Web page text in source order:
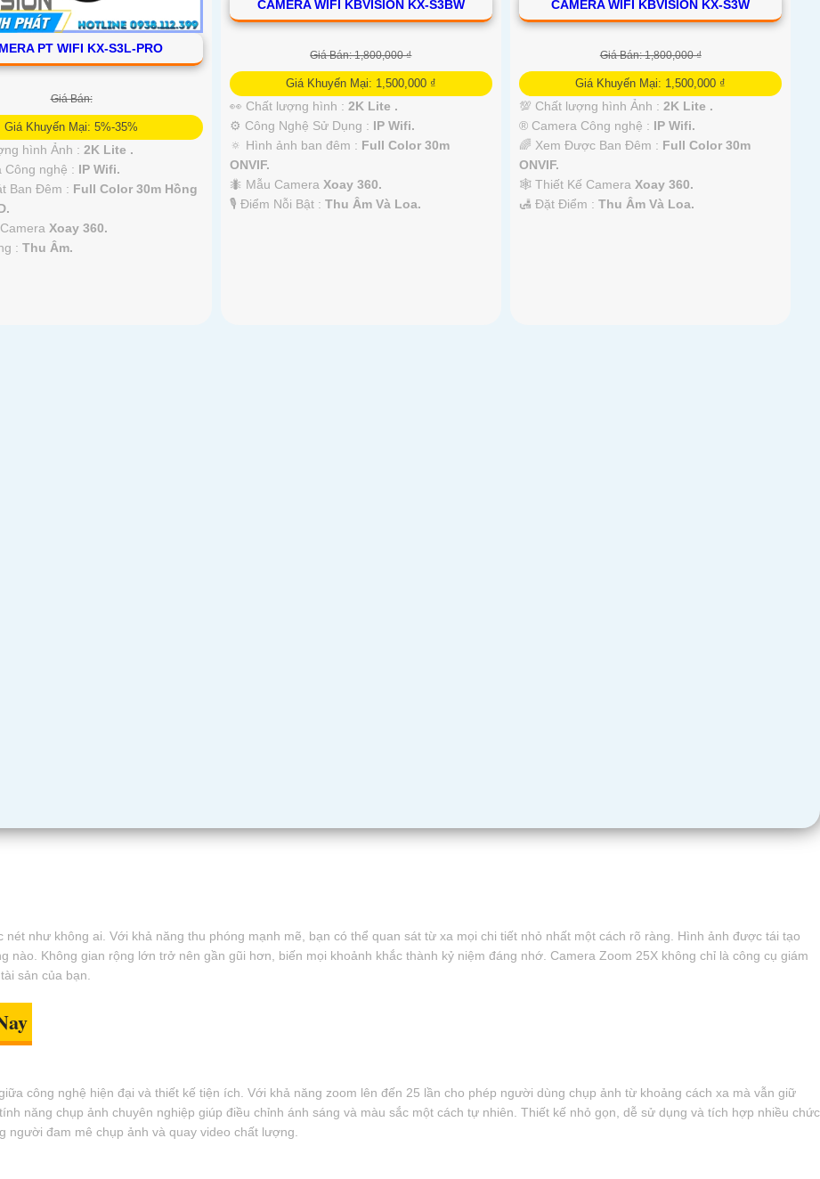
PT WIFI KX-S3L-PRO
Giá Bán:
Giá Khuyến Mại: 5%-35%
hình Ảnh :2K Lite .
Công nghệ : IP Wifi.
Ban Đêm : Full Color 30m Hồng
CameraXoay 360.
:Thu Âm.
CAMERA WIFI KBVISION KX-S3BW
Giá Bán: 1,800,000 ₫
Giá Khuyến Mại: 1,500,000 ₫
👀 Chất lượng hình : 2K Lite .
⚙ Công Nghệ Sử Dụng : IP Wifi.
🔅 Hình ảnh ban đêm : Full Color 30m
ONVIF.
🐜 Mẫu Camera Xoay 360.
️🎙 Điểm Nỗi Bật : Thu Âm Và Loa.
CAMERA WIFI KBVISION KX-S3W
Giá Bán: 1,800,000 ₫
Giá Khuyến Mại: 1,500,000 ₫
💯 Chất lượng hình Ảnh :2K Lite .
®️ Camera Công nghệ : IP Wifi.
🌈 Xem Được Ban Đêm : Full Color 30m
ONVIF.
🕸️ Thiết Kế Camera Xoay 360.
️🛃 Đặt Điểm :Thu Âm Và Loa.
như không ai. Với khả năng thu phóng mạnh mẽ, bạn có thể quan sát từ xa mọi chi tiết nhỏ nhất một cách rõ ràng. Hình ảnh được tái tạo
nào. Không gian rộng lớn trở nên gần gũi hơn, biến mọi khoảnh khắc thành kỷ niệm đáng nhớ. Camera Zoom 25X không chỉ là công cụ giám
sản của bạn.
công nghệ hiện đại và thiết kế tiện ích. Với khả năng zoom lên đến 25 lần cho phép người dùng chụp ảnh từ khoảng cách xa mà vẫn giữ
năng chụp ảnh chuyên nghiệp giúp điều chỉnh ánh sáng và màu sắc một cách tự nhiên. Thiết kế nhỏ gọn, dễ sử dụng và tích hợp nhiều chức
đam mê chụp ảnh và quay video chất lượng.